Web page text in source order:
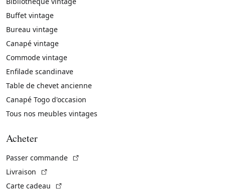
Buffet vintage
Bureau vintage
Canapé vintage
Commode vintage
Enfilade scandinave
Table de chevet ancienne
Canapé Togo d'occasion
Tous nos meubles vintages
Acheter
Passer commande
Livraison
Carte cadeau